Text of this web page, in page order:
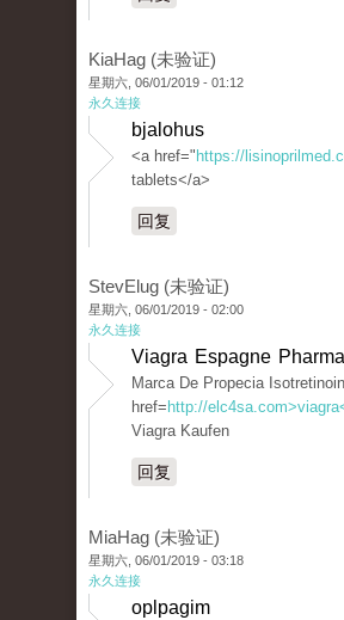
KiaHag (未验证)
星期六, 06/01/2019 - 01:12
永久连接
bjalohus
<a href=" https://
tablets</a>
回复
StevElug (未验证)
星期六, 06/01/2019 - 02:00
永久连接
Viagra Espagne
Marca De Propecia
href= http://
Viagra Kaufen
回复
MiaHag (未验证)
星期六, 06/01/2019 - 03:18
永久连接
oplpagim